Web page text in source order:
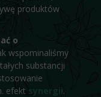
produktów
o
wspominaliśmy
substancji
efekt synergii.